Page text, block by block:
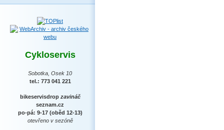
Cykloservis
Sobotka, Osek 10
tel.: 773 041 221
bikeservisdrop zavináč
seznam.cz
po-pá: 9-17 (oběd 12-13)
otevřeno v sezóně